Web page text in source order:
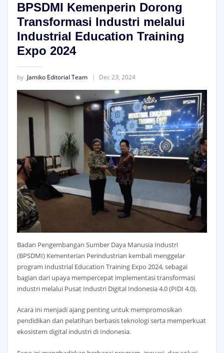
BPSDMI Kemenperin Dorong
Transformasi Industri melalui
Industrial Education Training
Expo 2024
by Jamiko Editorial Team Dec 23, 2024
Badan Pengembangan Sumber Daya Manusia Industri
(BPSDMI) Kementerian Perindustrian kembali menggelar
program Industrial Education Training Expo 2024, sebagai
bagian dari upaya mempercepat implementasi transformasi
industri melalui Pusat Industri Digital Indonesia 4.0 (PIDI 4.0).
Acara ini menjadi ajang penting untuk mempromosikan
pendidikan dan pelatihan berbasis teknologi serta memperkuat
ekosistem digital industri di Indonesia.